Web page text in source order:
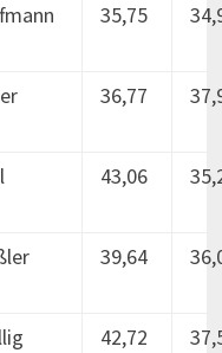
35,75
36,77
43,06
39,64
42,72